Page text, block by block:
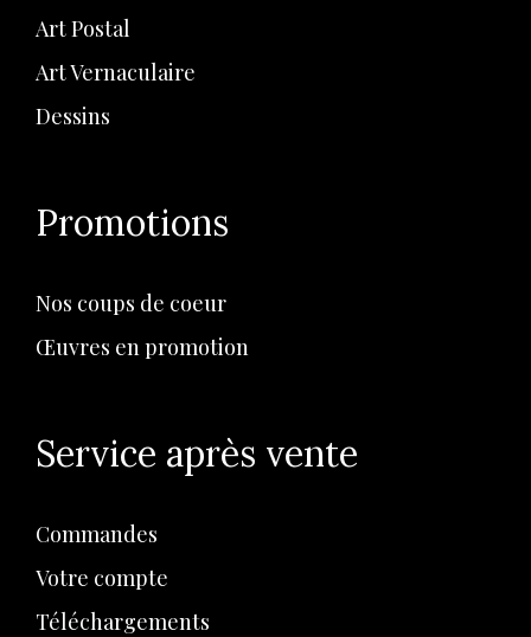
Art Postal
Art Vernaculaire
Dessins
Promotions
Nos coups de coeur
Œuvres en promotion
Service après vente
Commandes
Votre compte
Téléchargements